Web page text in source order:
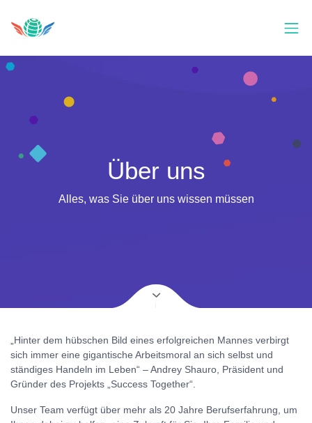
Über uns
Alles, was Sie über uns wissen müssen
„Hinter dem hübschen Bild eines erfolgreichen Mannes verbirgt
sich immer eine gigantische Arbeitsmoral an sich selbst und
ständiges Handeln im Leben“ – Andrey Shauro, Präsident und
Gründer des Projekts „Success Together“.
Unser Team verfügt über mehr als 20 Jahre Berufserfahrung, um